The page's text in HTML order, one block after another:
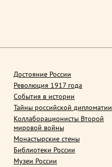
Достояние России
Революция 1917 года
События в истории
Тайны российской дипломатии
Коллаборационисты Второй
мировой войны
Монастырские стены
Библиотеки России
Музеи России